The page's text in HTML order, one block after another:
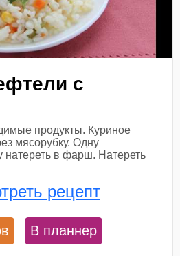
с
продукты. Куриное
мясорубку. Одну
натереть в фарш. Натереть
рецепт
В планнер